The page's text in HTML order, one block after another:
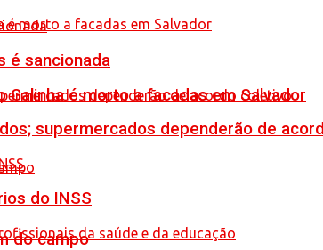
é morto a facadas em Salvador
do campo
é sancionada
supermercados dependerão de
do INSS